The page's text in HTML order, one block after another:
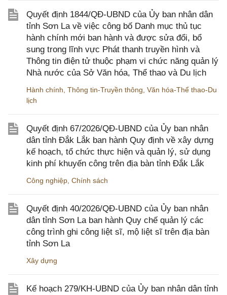
Quyết định 1844/QĐ-UBND của Ủy ban nhân dân
tỉnh Sơn La về việc công bố Danh mục thủ tục
hành chính mới ban hành và được sửa đổi, bổ
sung trong lĩnh vực Phát thanh truyền hình và
Thông tin điện tử thuộc phạm vi chức năng quản lý
Nhà nước của Sở Văn hóa, Thể thao và Du lịch
Hành chính Thông tin-Truyền thông Văn hóa-Thể thao-Du
lịch
Quyết định 67/2026/QĐ-UBND của Ủy ban nhân
dân tỉnh Đắk Lắk ban hành Quy định về xây dựng
kế hoạch, tổ chức thực hiện và quản lý, sử dụng
kinh phí khuyến công trên địa bàn tỉnh Đắk Lắk
Công nghiệp Chính sách
Quyết định 40/2026/QĐ-UBND của Ủy ban nhân
dân tỉnh Sơn La ban hành Quy chế quản lý các
công trình ghi công liệt sĩ, mộ liệt sĩ trên địa bàn
tỉnh Sơn La
Xây dựng
Kế hoạch 279/KH-UBND của Ủy ban nhân dân tỉnh